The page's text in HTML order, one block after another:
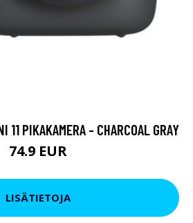
11 PIKAKAMERA - CHARCOAL GRAY
74.9 EUR
LISÄTIETOJA